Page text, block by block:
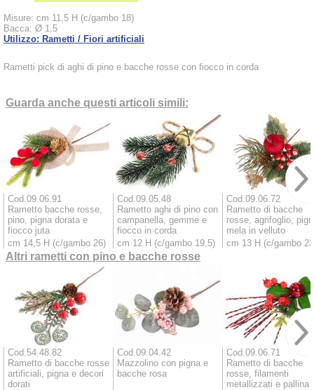
Misure: cm 11,5 H (c/gambo 18)
Bacca: Ø 1,5
Utilizzo: Rametti / Fiori artificiali
Rametti pick di aghi di pino e bacche rosse con fiocco in corda
Guarda anche questi articoli simili:
Cod.09.06.91
Rametto bacche rosse,
pino, pigna dorata e
fiocco juta
cm 14,5 H (c/gambo 26)
Cod.09.05.48
Rametto aghi di pino con
campanella, gemme e
fiocco in corda
cm 12 H (c/gambo 19,5)
Cod.09.06.72
Rametto di bacche
rosse, agrifoglio,
mela in velluto
cm 13 H (c/gambo
Altri rametti con pino e bacche rosse
Cod.54.48.82
Rametto di bacche rosse
artificiali, pigna e decori
dorati
Cod.09.04.42
Mazzolino con pigna e
bacche rosa
Cod.09.06.71
Rametto di bacche
rosse, filamenti
metallizzati e pallina